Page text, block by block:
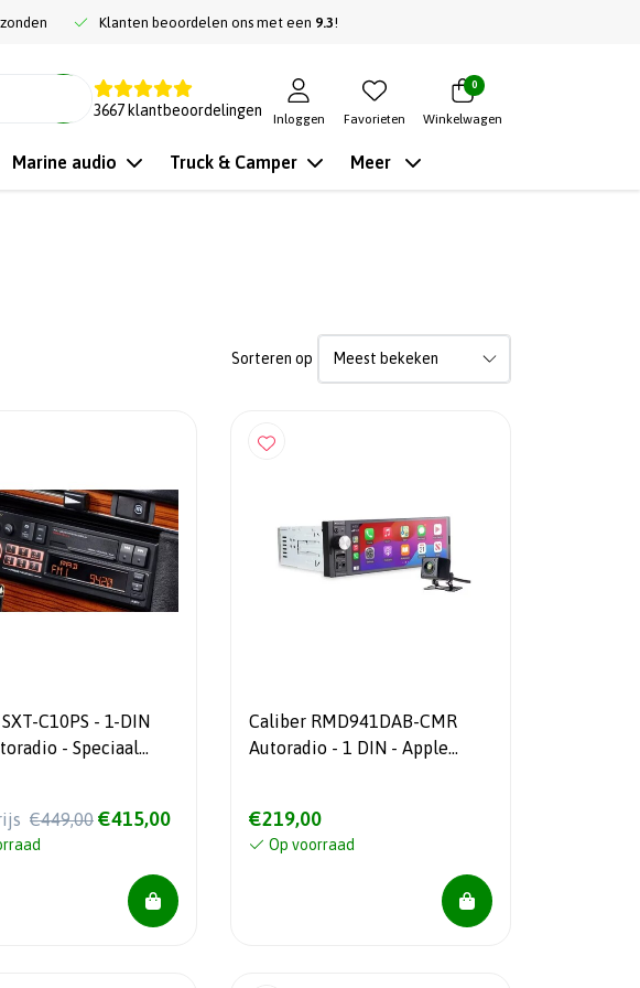
Klanten beoordelen ons met een 9.3!
3667 klantbeoordelingen
Inloggen Favorieten
0
Winkelwagen
Marine audio Truck & Camper Meer
Sorteren op
C10PS - 1-DIN
- Speciaal
€449,00 €415,00
Caliber RMD941DAB-CMR
Autoradio - 1 DIN - Apple
€219,00
Op voorraad